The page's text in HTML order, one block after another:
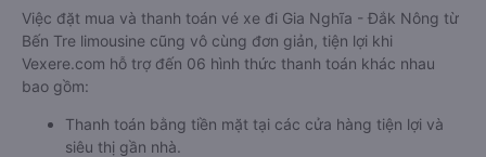
Việc đặt mua và thanh toán vé xe đi Gia Nghĩa - Đắk Nông từ
Bến Tre limousine cũng vô cùng đơn giản, tiện lợi khi
Vexere.com hỗ trợ đến 06 hình thức thanh toán khác nhau
bao gồm:
Thanh toán bằng tiền mặt tại các cửa hàng tiện lợi và
siêu thị gần nhà.